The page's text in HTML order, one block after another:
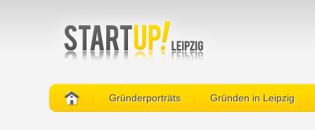
Gründerporträts Gründen in Leipzig